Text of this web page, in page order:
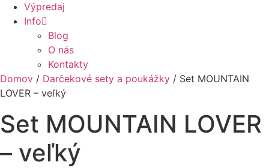
Výpredaj
Info
Blog
O nás
Kontakty
Domov / Darčekové sety a poukážky / Set MOUNTAIN
LOVER – veľký
Set MOUNTAIN LOVER
– veľký